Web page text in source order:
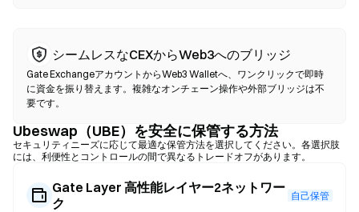
シームレスなCEXからWeb3へのブリッジ
Gate ExchangeアカウントからWeb3 Walletへ、ワンクリックで即時
に資金を振り替えます。複雑なオンチェーン操作や外部ブリッジは不
要です。
Ubeswap（UBE）を安全に保管する方法
セキュリティニーズに応じて最適な保管方法を選択してください。各選択肢
には、利便性とコントロールの間で異なるトレードオフがあります。
Gate Layer 高性能レイヤー2ネットワー
ク
自己保管